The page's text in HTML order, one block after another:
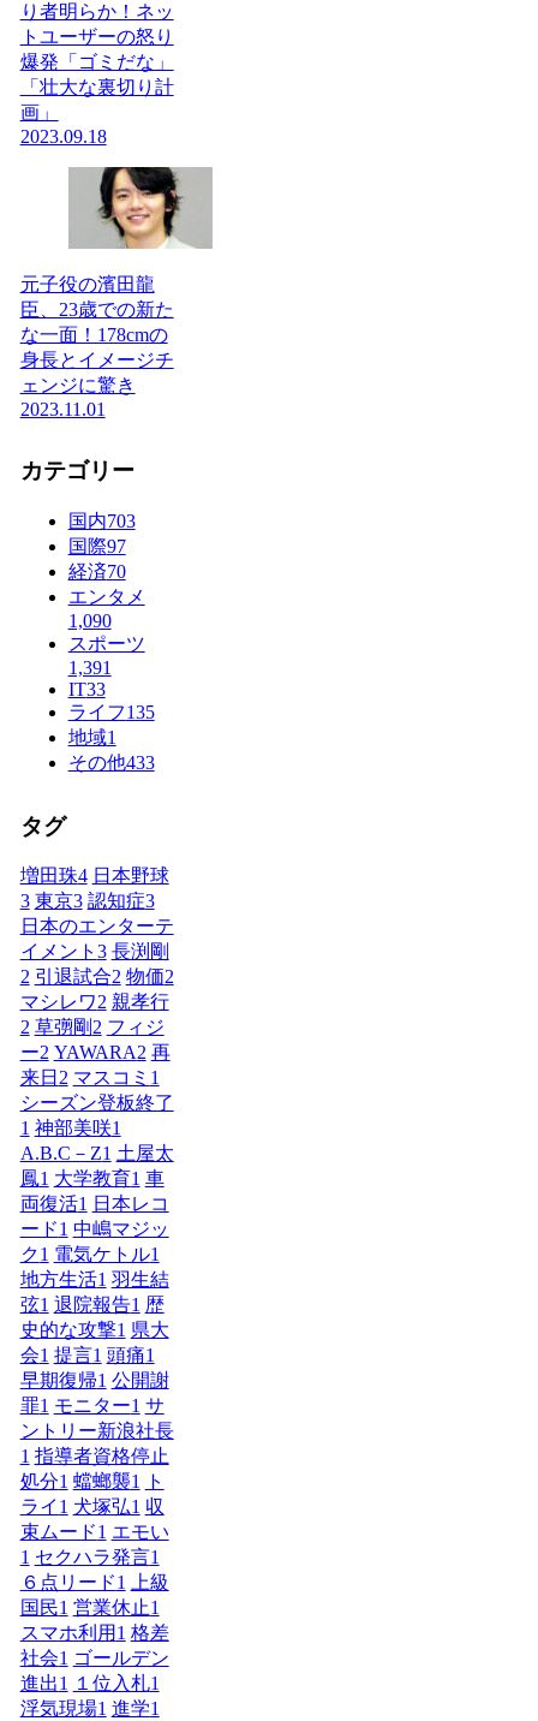
り者明らか！ネッ
トユーザーの怒り
爆発「ゴミだな」
「壮大な裏切り計
画」
2023.09.18
元子役の濱田龍
臣、23歳での新た
な一面！178cmの
身長とイメージチ
ェンジに驚き
2023.11.01
カテゴリー
国内703
国際97
経済70
エンタメ
1,090
スポーツ
1,391
IT33
ライフ135
地域1
その他433
タグ
増田珠4 日本野球
3 東京3 認知症3
日本のエンターテ
イメント 3 長渕剛
2 引退試合2 物価2
マシレワ2 親孝行
2 草彅剛 2 フィジ
ー2 YAWARA2 再
来日 2 マスコミ 1
シーズン登板終了
1 神部美咲1
A.B.C－Z1 土屋太
鳳1 大学教育1 車
両復活1 日本レコ
ード1 中嶋マジッ
ク1 電気ケトル1
地方生活1 羽生結
弦1 退院報告1 歴
史的な攻撃1 県大
会1 提言1 頭痛1
早期復帰1 公開謝
罪1 モニター1 サ
ントリー新浪社長
1 指導者資格停止
処分1 蟷螂襲1
ト
ライ 1 犬塚弘1 収
束ムード1 エモい
1 セクハラ発言1
６点リード1
上級
国民1 営業休止1
スマホ利用 1 格差
社会1 ゴールデン
進出1 １位入札1
浮気現場1 進学1